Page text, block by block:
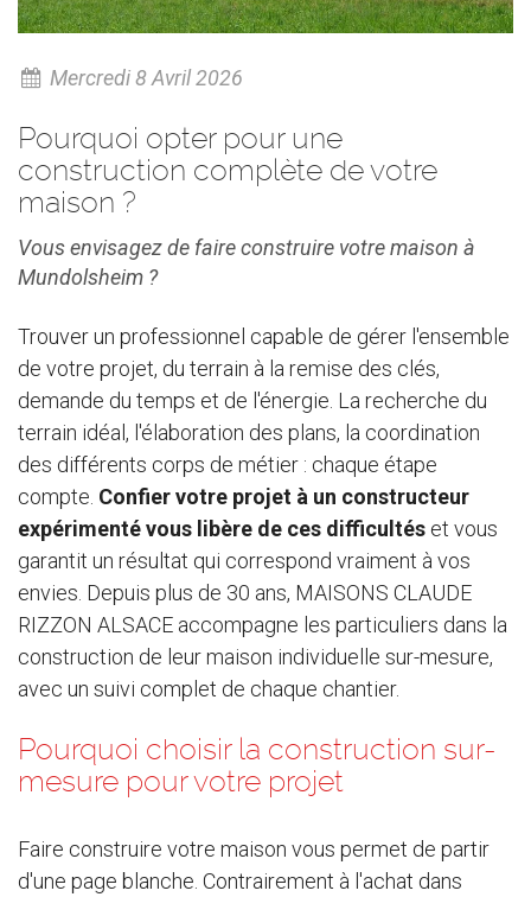
Mercredi 8 Avril 2026
Pourquoi opter pour une
construction complète de votre
maison ?
Vous envisagez de faire construire votre maison à
Mundolsheim ?
Trouver un professionnel capable de gérer l'ensemble
de votre projet, du terrain à la remise des clés,
demande du temps et de l'énergie. La recherche du
terrain idéal, l'élaboration des plans, la coordination
des différents corps de métier : chaque étape
compte. Confier votre projet à un constructeur
expérimenté vous libère de ces difficultés et vous
garantit un résultat qui correspond vraiment à vos
envies. Depuis plus de 30 ans, MAISONS CLAUDE
RIZZON ALSACE accompagne les particuliers dans la
construction de leur maison individuelle sur-mesure,
avec un suivi complet de chaque chantier.
Pourquoi choisir la construction sur-
mesure pour votre projet
Faire construire votre maison vous permet de partir
d'une page blanche. Contrairement à l'achat dans